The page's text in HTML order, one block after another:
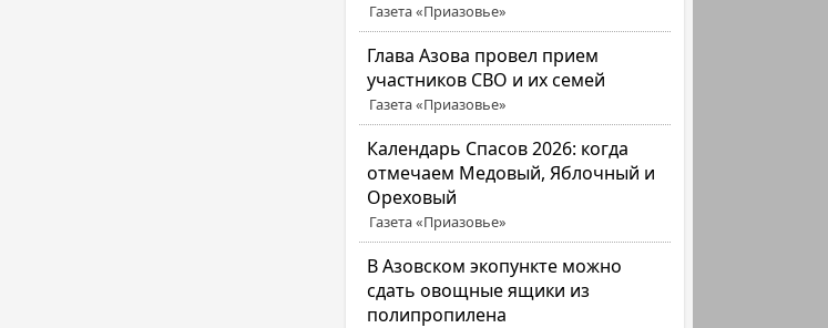
Газета «Приазовье»
Глава Азова провел прием
участников СВО и их семей
Газета «Приазовье»
Календарь Спасов 2026: когда
отмечаем Медовый, Яблочный и
Ореховый
Газета «Приазовье»
В Азовском экопункте можно
сдать овощные ящики из
полипропилена